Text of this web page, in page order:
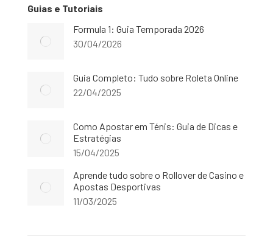
Guias e Tutoriais
Formula 1: Guia Temporada 2026
30/04/2026
Guia Completo: Tudo sobre Roleta Online
22/04/2025
Como Apostar em Ténis: Guia de Dicas e
Estratégias
15/04/2025
Aprende tudo sobre o Rollover de Casino e
Apostas Desportivas
11/03/2025